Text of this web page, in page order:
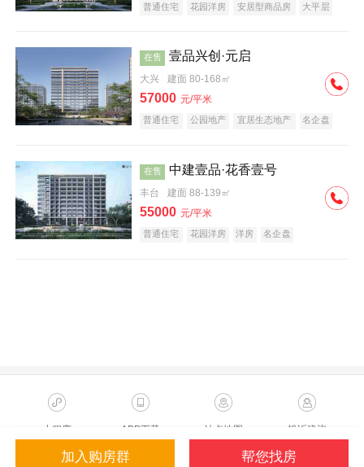
普通住宅 花园洋房 安居型商品房
大平层
在售 壹品兴创·元启
大兴 建面 80-168㎡
57000 元/平米
普通住宅 公园地产 宜居生态地产 名企盘
在售 中建壹品·花香壹号
丰台 建面 88-139㎡
55000 元/平米
普通住宅 花园洋房 洋房 名企盘
加入购房群 帮您找房
小程序 APP下载 站点地图 投诉建议